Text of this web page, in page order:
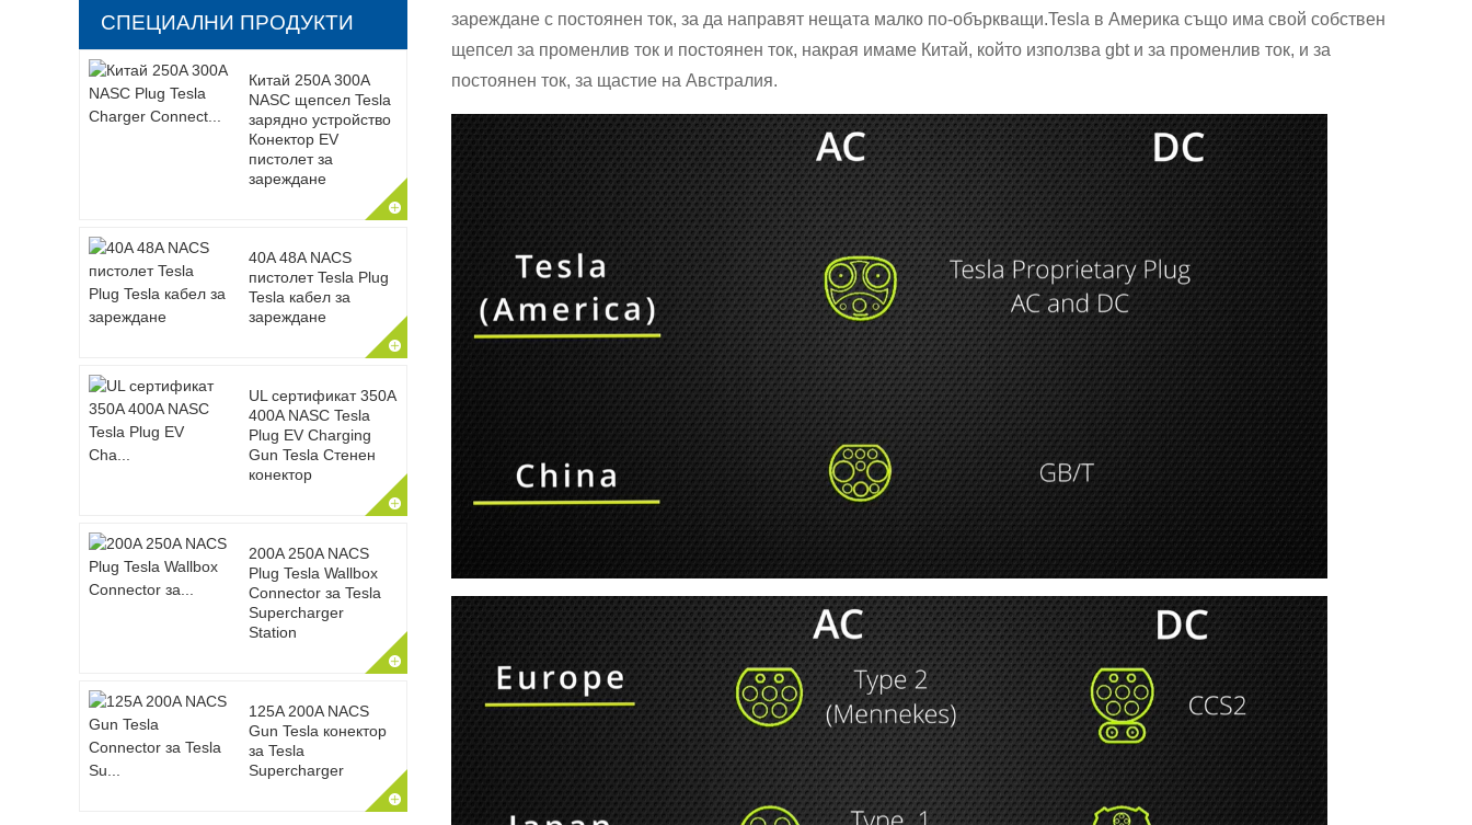
СПЕЦИАЛНИ ПРОДУКТИ
Китай 250A 300A
NASC щепсел Tesla
зарядно устройство
Конектор EV
пистолет за
зареждане
40A 48A NACS
пистолет Tesla Plug
Tesla кабел за
зареждане
UL сертификат 350A
400A NASC Tesla
Plug EV Charging
Gun Tesla Стенен
конектор
200A 250A NACS
Plug Tesla Wallbox
Connector за Tesla
Supercharger
Station
125A 200A NACS
Gun Tesla конектор
за Tesla
Supercharger
зареждане с постоянен ток, за да направят нещата малко по-объркващи.Tesla в Америка също има свой собствен
щепсел за променлив ток и постоянен ток, накрая имаме Китай, който използва gbt и за променлив ток, и за
постоянен ток, за щастие на Австралия.